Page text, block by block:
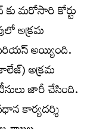
మరోసారి కోర్టు
అక్రమ
అయ్యింది.
అక్రమ
జారీ చేసింది.
కార్యదర్శి